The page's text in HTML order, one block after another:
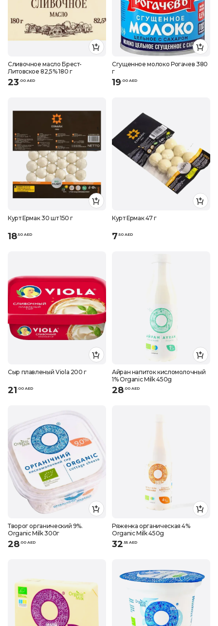
Сливочное масло Брест-
Литовское 82,5% 180 г
23 00 AED
Сгущенное молоко Рогачев 380
г
19 00 AED
Курт Ермак 30 шт 150 г
18 50 AED
Курт Ермак 47 г
7 50 AED
Сыр плавленый Viola 200 г
21.00 AED
Айран напиток кисломолочный
1% Organic Milk 450g
28.00 AED
Творог органический 9%.
Organic Milk 300г
28.00 AED
Ряженка органическая 4%
Organic Milk 450g
32.55 AED